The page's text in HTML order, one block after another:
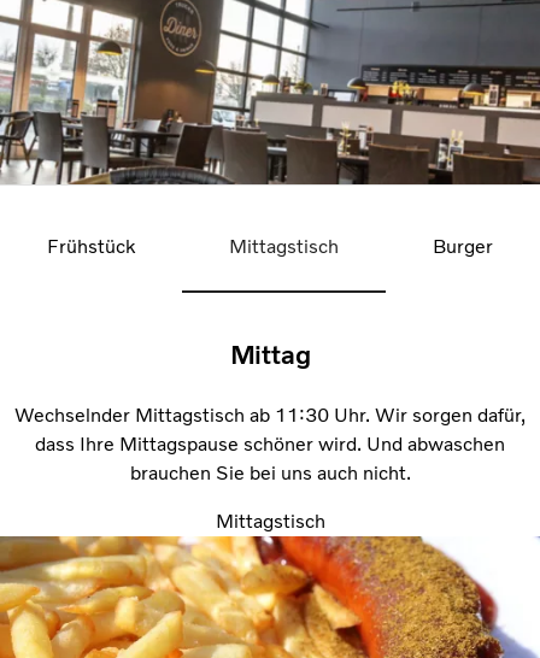
Frühstück Mittagstisch Burger
Mittag
Wechselnder Mittagstisch ab 11:30 Uhr. Wir sorgen dafür,
dass Ihre Mittagspause schöner wird. Und abwaschen
brauchen Sie bei uns auch nicht.
Mittagstisch